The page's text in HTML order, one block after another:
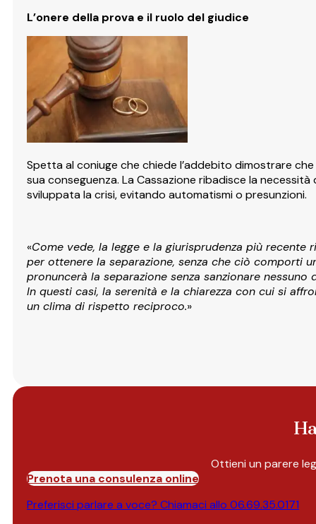
L’onere della prova e il ruolo del giudice
Spetta al coniuge che chiede l’addebito dimostrare
sua conseguenza. La Cassazione ribadisce la
sviluppata la crisi, evitando automatismi o presunzioni.
«Come vede, la legge e la giurisprudenza più
per ottenere la separazione, senza che ciò comporti
pronuncerà la separazione senza sanzionare
In questi casi, la serenità e la chiarezza con cui si
un clima di rispetto reciproco.»
Ottieni un parere
Prenota una consulenza online
Preferisci parlare a voce? Chiamaci allo 06.69.35.0171